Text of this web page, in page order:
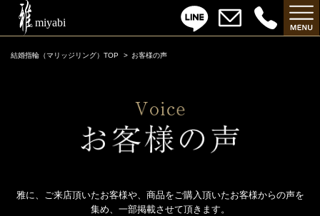
結婚指輪（マリッジリング）TOP お客様の声
雅に、ご来店頂いたお客様や、商品をご購入頂いたお客様からの声を
集め、一部掲載させて頂きます。